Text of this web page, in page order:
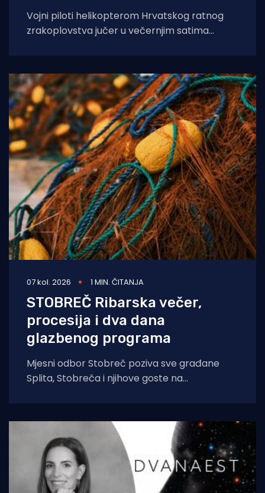
Vojni piloti helikopterom Hrvatskog ratnog
zrakoplovstva jučer u večernjim satima
07 kol. 2026 1 MIN. ČITANJA
STOBREČ Ribarska večer,
procesija i dva dana
glazbenog programa
Mjesni odbor Stobreč poziva sve građane
Splita, Stobreča i njihove goste na